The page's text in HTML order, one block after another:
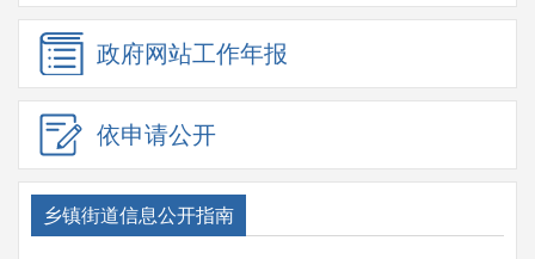
重大项目
重点领域信息公开
应急管理
监督检查情况
招考信息
其他法定信息
桃源县基层政务公开
政府网站工作年报
依申请公开
乡镇街道信息公开指南